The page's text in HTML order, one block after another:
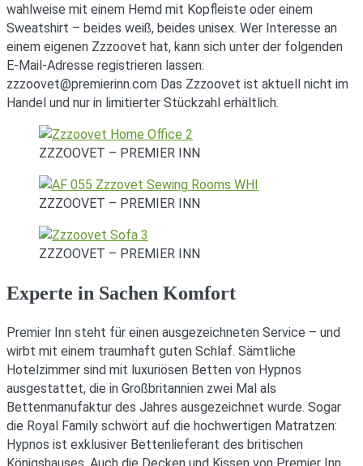
wahlweise mit einem Hemd mit Kopfleiste oder einem
Sweatshirt – beides weiß, beides unisex. Wer Interesse an
einem eigenen Zzzoovet hat, kann sich unter der folgenden
E-Mail-Adresse registrieren lassen:
zzzoovet@premierinn.com Das Zzzoovet ist aktuell nicht im
Handel und nur in limitierter Stückzahl erhältlich.
ZZZOOVET – PREMIER INN
ZZZOOVET – PREMIER INN
ZZZOOVET – PREMIER INN
Experte in Sachen Komfort
Premier Inn steht für einen ausgezeichneten Service – und
wirbt mit einem traumhaft guten Schlaf. Sämtliche
Hotelzimmer sind mit luxuriösen Betten von Hypnos
ausgestattet, die in Großbritannien zwei Mal als
Bettenmanufaktur des Jahres ausgezeichnet wurde. Sogar
die Royal Family schwört auf die hochwertigen Matratzen:
Hypnos ist exklusiver Bettenlieferant des britischen
Königshauses. Auch die Decken und Kissen von Premier Inn